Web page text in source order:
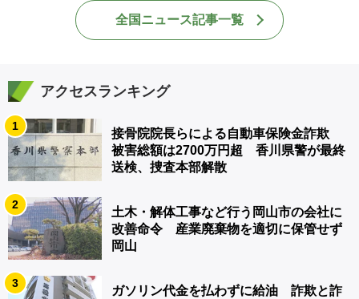
全国ニュース記事一覧
アクセスランキング
1
接骨院院長らによる自動車保険金詐欺
被害総額は2700万円超 香川県警が最終
送検、捜査本部解散
2
土木・解体工事など行う岡山市の会社に
改善命令 産業廃棄物を適切に保管せず
岡山
3
ガソリン代金を払わずに給油 詐欺と詐